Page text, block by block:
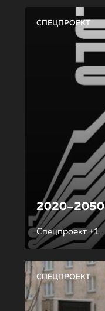
СПЕЦПРОЕКТ
2020–2050
Спецпроект +1
СПЕЦПРОЕКТ